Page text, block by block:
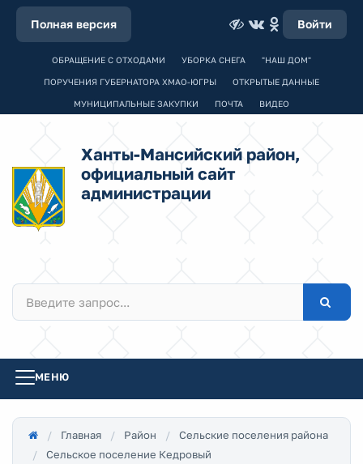
Полная версия Войти
ОБРАЩЕНИЕ С ОТХОДАМИ УБОРКА СНЕГА "НАШ ДОМ"
ПОРУЧЕНИЯ ГУБЕРНАТОРА ХМАО-ЮГРЫ ОТКРЫТЫЕ ДАННЫЕ
МУНИЦИПАЛЬНЫЕ ЗАКУПКИ ПОЧТА ВИДЕО
Ханты-Мансийский район,
официальный сайт
администрации
МЕНЮ
Главная Район
Сельские поселения района
Сельское поселение Кедровый